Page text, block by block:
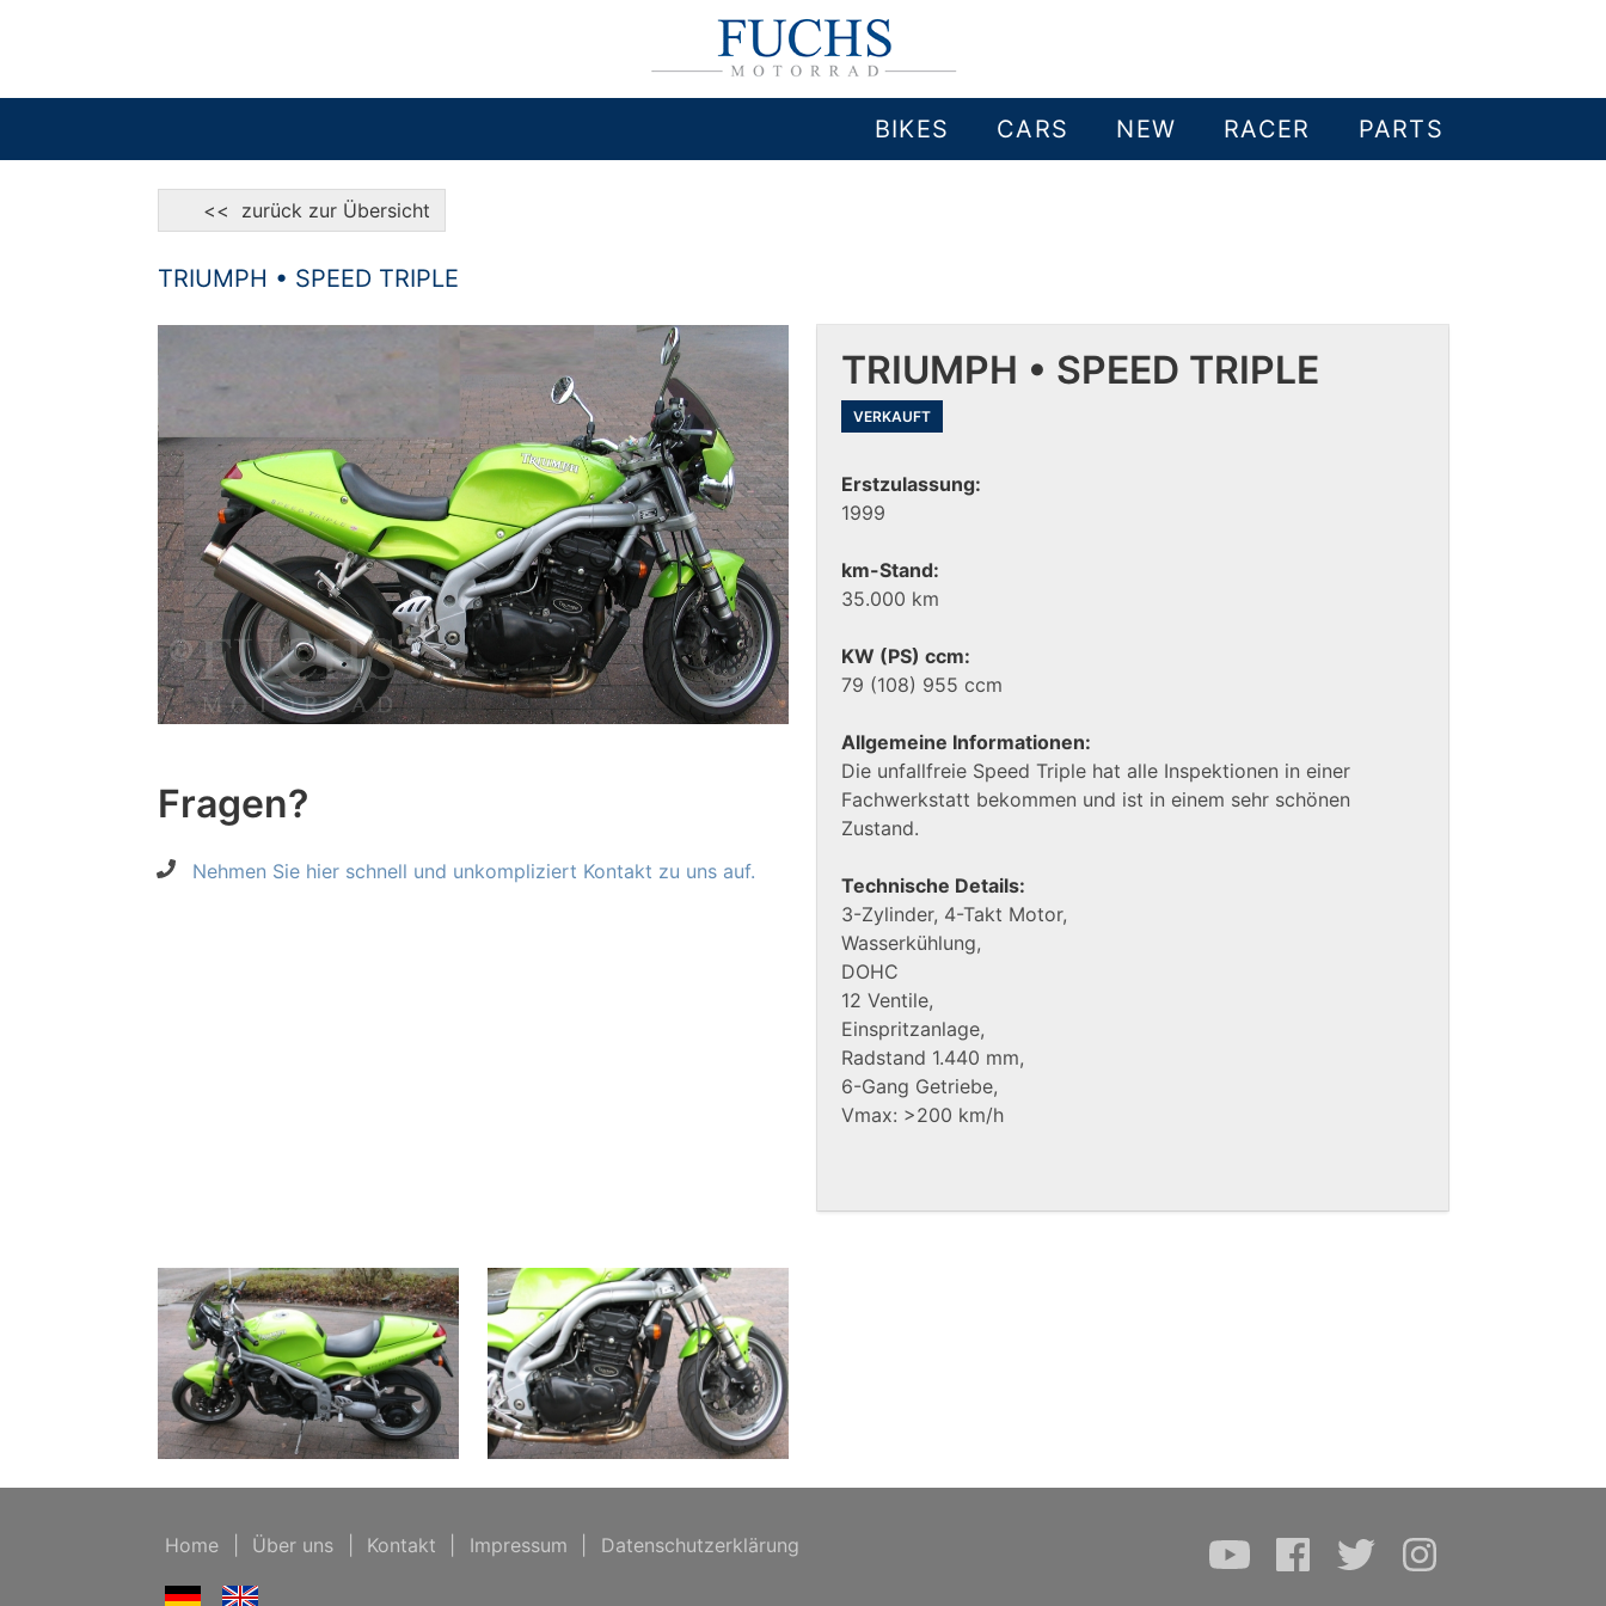
BIKES CARS NEW RACER PARTS
<< zurück zur Übersicht
TRIUMPH • SPEED TRIPLE
Fragen?
Nehmen Sie hier schnell und unkompliziert Kontakt zu uns auf.
TRIUMPH • SPEED TRIPLE
VERKAUFT
Erstzulassung:
1999
km-Stand:
35.000 km
KW (PS) ccm:
79 (108) 955 ccm
Allgemeine Informationen:
Die unfallfreie Speed Triple hat alle Inspektionen in einer
Fachwerkstatt bekommen und ist in einem sehr schönen
Zustand.
Technische Details:
3-Zylinder, 4-Takt Motor,
Wasserkühlung,
DOHC
12 Ventile,
Einspritzanlage,
Radstand 1.440 mm,
6-Gang Getriebe,
Vmax: >200 km/h
Home Über uns Kontakt Impressum Datenschutzerklärung